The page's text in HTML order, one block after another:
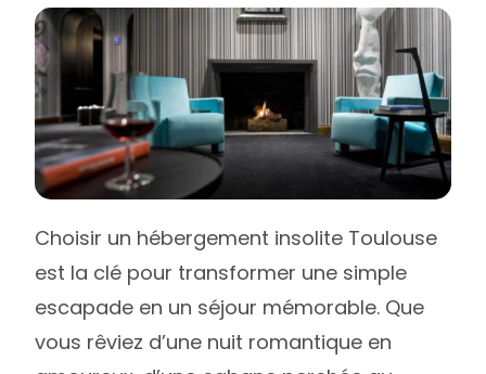
Choisir un hébergement insolite Toulouse
est la clé pour transformer une simple
escapade en un séjour mémorable. Que
vous rêviez d’une nuit romantique en